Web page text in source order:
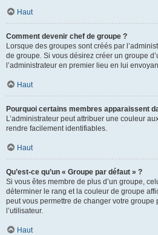
Haut
Comment devenir chef de groupe ?
Lorsque des groupes sont créés par
de groupe. Si vous désirez créer un groupe
l’administrateur en premier lieu en lui
Haut
Pourquoi certains membres apparaissent
L’administrateur peut attribuer une couleur
rendre facilement identifiables.
Haut
Qu’est-ce qu’un « Groupe par défaut » ?
Si vous êtes membre de plus d’un groupe,
déterminer le rang et la couleur de groupe
peut vous permettre de changer votre groupe
l’utilisateur.
Haut